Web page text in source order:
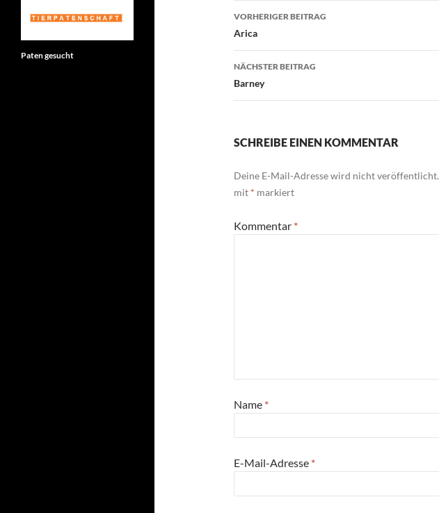
Beitragsnavigation
VORHERIGER BEITRAG
Arica
NÄCHSTER BEITRAG
Barney
SCHREIBE EINEN KOMMENTAR
Deine E-Mail-Adresse wird nicht veröffentlicht.
mit * markiert
Kommentar *
Name *
E-Mail-Adresse *
Paten gesucht